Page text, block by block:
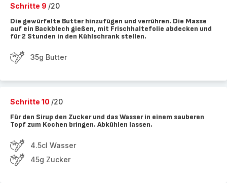
Schritte 9 /20
Die gewürfelte Butter hinzufügen und verrühren. Die Masse
auf ein Backblech gießen, mit Frischhaltefolie abdecken und
für 2 Stunden in den Kühlschrank stellen.
35g Butter
Schritte 10 /20
Für den Sirup den Zucker und das Wasser in einem sauberen
Topf zum Kochen bringen. Abkühlen lassen.
4.5cl Wasser
45g Zucker